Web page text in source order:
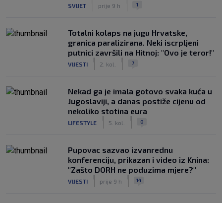
SVIJET prije 9 h 1
Totalni kolaps na jugu Hrvatske,
granica paralizirana. Neki iscrpljeni
putnici završili na Hitnoj: "Ovo je teror!"
VIJESTI 2. kol. 7
Nekad ga je imala gotovo svaka kuća u
Jugoslaviji, a danas postiže cijenu od
nekoliko stotina eura
LIFESTYLE 5. kol. 0
Pupovac sazvao izvanrednu
konferenciju, prikazan i video iz Knina:
"Zašto DORH ne poduzima mjere?"
VIJESTI prije 9 h 14